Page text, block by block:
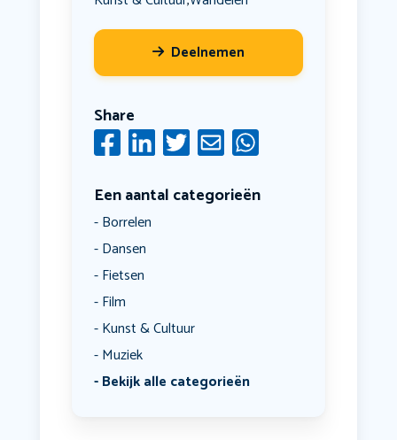
Deelnemen
Share
Een aantal categorieën
Borrelen
Dansen
Fietsen
Film
Kunst & Cultuur
Muziek
Bekijk alle categorieën